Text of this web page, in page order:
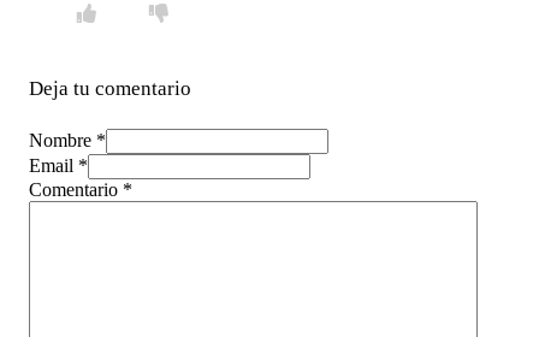
Deja tu comentario
Nombre *
Email *
Comentario *